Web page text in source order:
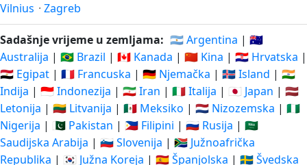
Vilnius · Zagreb
Sadašnje vrijeme u zemljama: 🇦🇷 Argentina | 🇦🇺
Australija | 🇧🇷 Brazil | 🇨🇦 Kanada | 🇨🇳 Kina | 🇭🇷 Hrvatska |
🇪🇬 Egipat | 🇫🇷 Francuska | 🇩🇪 Njemačka | 🇮🇸 Island | 🇮🇳
Indija | 🇮🇩 Indonezija | 🇮🇷 Iran | 🇮🇹 Italija | 🇯🇵 Japan | 🇱🇻
Letonija | 🇱🇹 Litvanija | 🇲🇽 Meksiko | 🇳🇱 Nizozemska | 🇳🇬
Nigerija | 🇵🇰 Pakistan | 🇵🇭 Filipini | 🇷🇺 Rusija | 🇸🇦
Saudijska Arabija | 🇸🇮 Slovenija | 🇿🇦 Južnoafrička
Republika | 🇰🇷 Južna Koreja | 🇪🇸 Španjolska | 🇸🇪 Švedska